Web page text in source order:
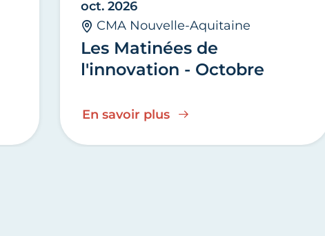
Les Matinées de
l'innovation - Octobre
oct. 2026
CMA Nouvelle-Aquitaine
En savoir plus